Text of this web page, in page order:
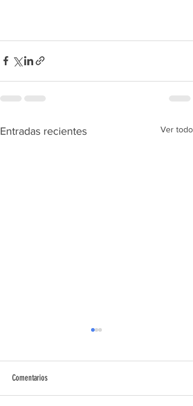
Entradas recientes Ver todo
Diálogos de encuentro
Comentarios